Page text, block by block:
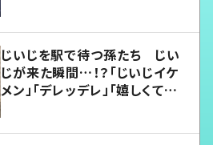
じいじを駅で待つ孫たち じい
じが来た瞬間…！？「じいじイケ
メン」「デレッデレ」「嬉しくて可